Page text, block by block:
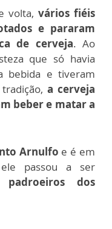
volta,vários fiéis
e pararam
de cerveja. Ao
que só havia
bebida e tiveram
tradição,a cerveja
beber e matar a
Arnulfo e é em
passou a ser
padroeiros dos